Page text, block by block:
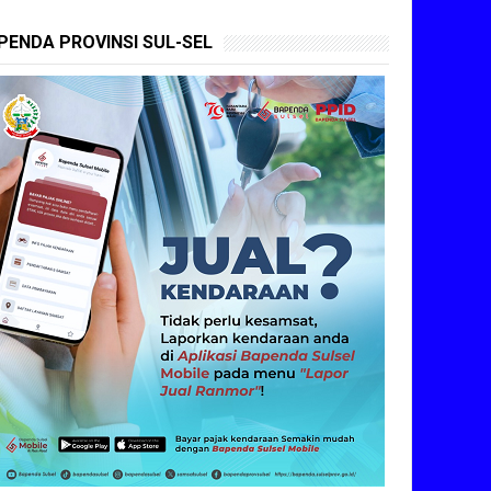
PROVINSI SUL-SEL